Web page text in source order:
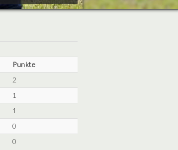
Punkte
2
1
1
0
0